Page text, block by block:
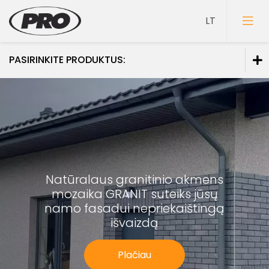
PASIRINKITE PRODUKTUS:
Gruntai
Glaistai
Lakai
Mozaikiniai tinkai
Struktūriniai tinkai
Dekoravimo glaistai
Natūralaus granitinio akmens
mozaika GRANITsuteiks jūsų
namo fasaduinepriekaištingą
išvaizdą
Plačiau